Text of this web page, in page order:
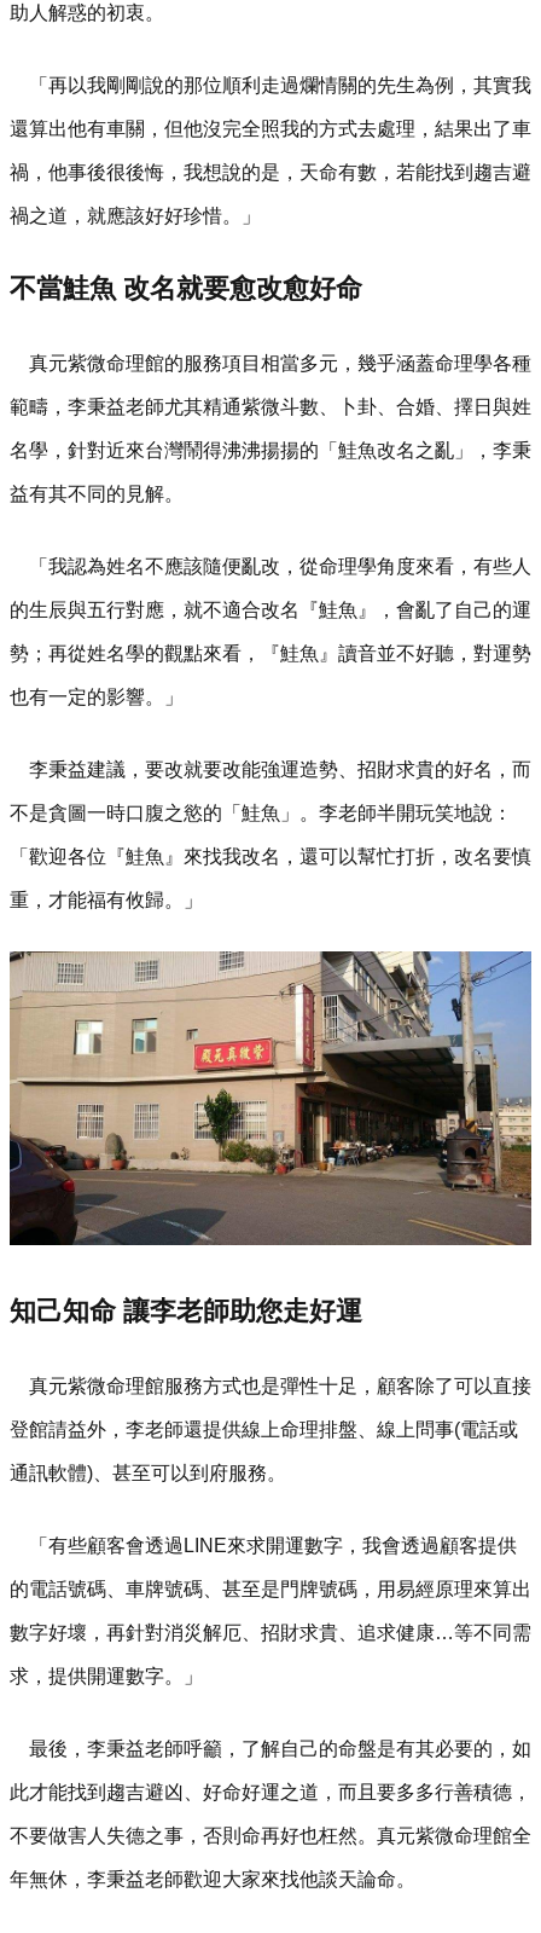
助人解惑的初衷。
「再以我剛剛說的那位順利走過爛情關的先生為例，其實我
還算出他有車關，但他沒完全照我的方式去處理，結果出了車
禍，他事後很後悔，我想說的是，天命有數，若能找到趨吉避
禍之道，就應該好好珍惜。」
不當鮭魚 改名就要愈改愈好命
真元紫微命理館的服務項目相當多元，幾乎涵蓋命理學各種
範疇，李秉益老師尤其精通紫微斗數、卜卦、合婚、擇日與姓
名學，針對近來台灣鬧得沸沸揚揚的「鮭魚改名之亂」，李秉
益有其不同的見解。
「我認為姓名不應該隨便亂改，從命理學角度來看，有些人
的生辰與五行對應，就不適合改名『鮭魚』，會亂了自己的運
勢；再從姓名學的觀點來看，『鮭魚』讀音並不好聽，對運勢
也有一定的影響。」
李秉益建議，要改就要改能強運造勢、招財求貴的好名，而
不是貪圖一時口腹之慾的「鮭魚」。李老師半開玩笑地說：
「歡迎各位『鮭魚』來找我改名，還可以幫忙打折，改名要慎
重，才能福有攸歸。」
知己知命 讓李老師助您走好運
真元紫微命理館服務方式也是彈性十足，顧客除了可以直接
登館請益外，李老師還提供線上命理排盤、線上問事(電話或
通訊軟體)、甚至可以到府服務。
「有些顧客會透過LINE來求開運數字，我會透過顧客提供
的電話號碼、車牌號碼、甚至是門牌號碼，用易經原理來算出
數字好壞，再針對消災解厄、招財求貴、追求健康…等不同需
求，提供開運數字。」
最後，李秉益老師呼籲，了解自己的命盤是有其必要的，如
此才能找到趨吉避凶、好命好運之道，而且要多多行善積德，
不要做害人失德之事，否則命再好也枉然。真元紫微命理館全
年無休，李秉益老師歡迎大家來找他談天論命。